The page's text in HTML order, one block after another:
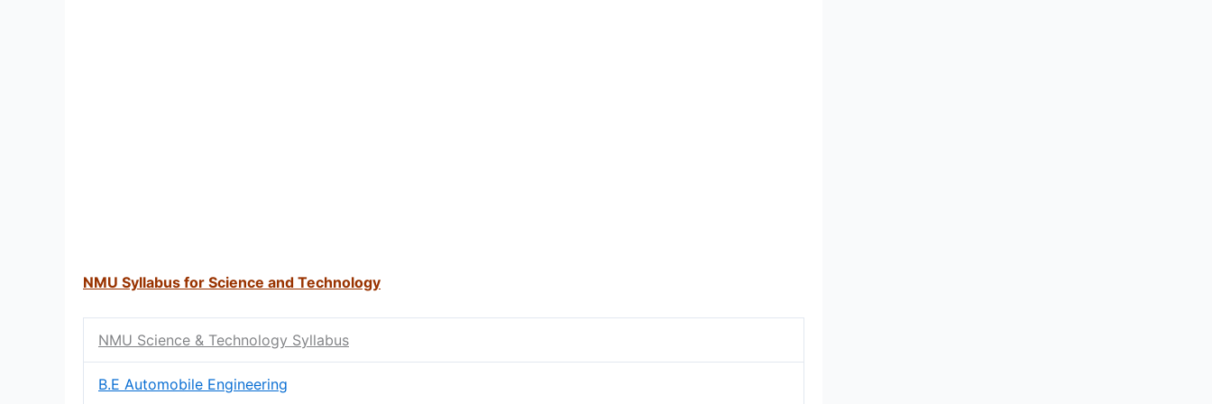
NMU Syllabus for Science and Technology
NMU Science & Technology Syllabus
B.E Automobile Engineering